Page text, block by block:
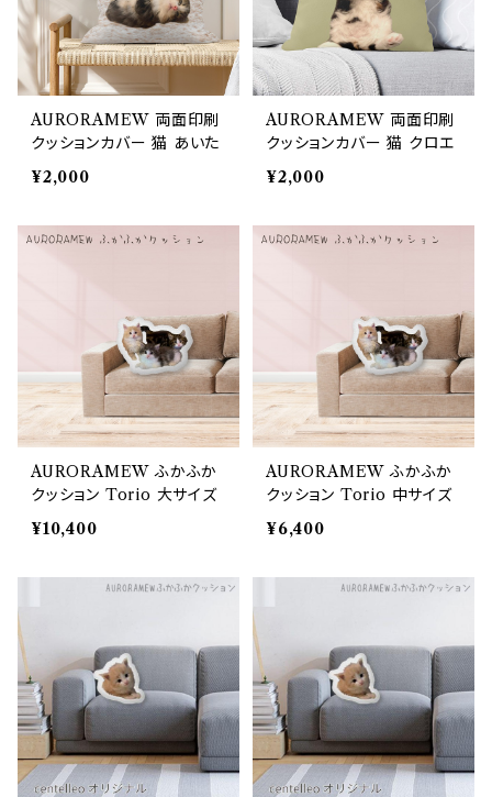
AURORAMEW 両面印刷
クッションカバー 猫 あいた
¥2,000
AURORAMEW 両面印刷
クッションカバー 猫 クロエ
¥2,000
AURORAMEW ふかふか
クッション Torio 大サイズ
¥10,400
AURORAMEW ふかふか
クッション Torio 中サイズ
¥6,400